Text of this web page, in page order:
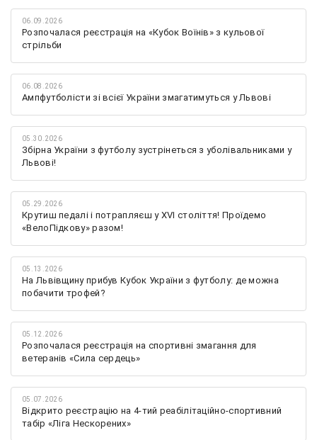
06.09.2026
Розпочалася реєстрація на «Кубок Воїнів» з кульової
стрільби
06.08.2026
Ампфутболісти зі всієї України змагатимуться у Львові
05.30.2026
Збірна України з футболу зустрінеться з уболівальниками у
Львові!
05.29.2026
Крутиш педалі і потрапляєш у XVI століття! Проїдемо
«ВелоПідкову» разом!
05.13.2026
На Львівщину прибув Кубок України з футболу: де можна
побачити трофей?
05.12.2026
Розпочалася реєстрація на спортивні змагання для
ветеранів «Сила сердець»
05.07.2026
Відкрито реєстрацію на 4-тий реабілітаційно-спортивний
табір «Ліга Нескорених»